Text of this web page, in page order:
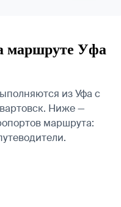
маршруте Уфа
из Уфа с
Ниже —
маршрута: